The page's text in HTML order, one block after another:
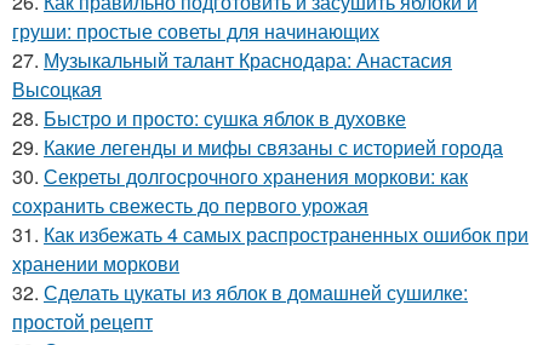
груши: простые советы для начинающих
27. Музыкальный талант Краснодара: Анастасия
Высоцкая
28. Быстро и просто: сушка яблок в духовке
29. Какие легенды и мифы связаны с историей города
30. Секреты долгосрочного хранения моркови: как
сохранить свежесть до первого урожая
31. Как избежать 4 самых распространенных ошибок при
хранении моркови
32. Сделать цукаты из яблок в домашней сушилке:
простой рецепт